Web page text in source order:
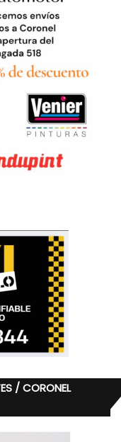
/ CORONEL